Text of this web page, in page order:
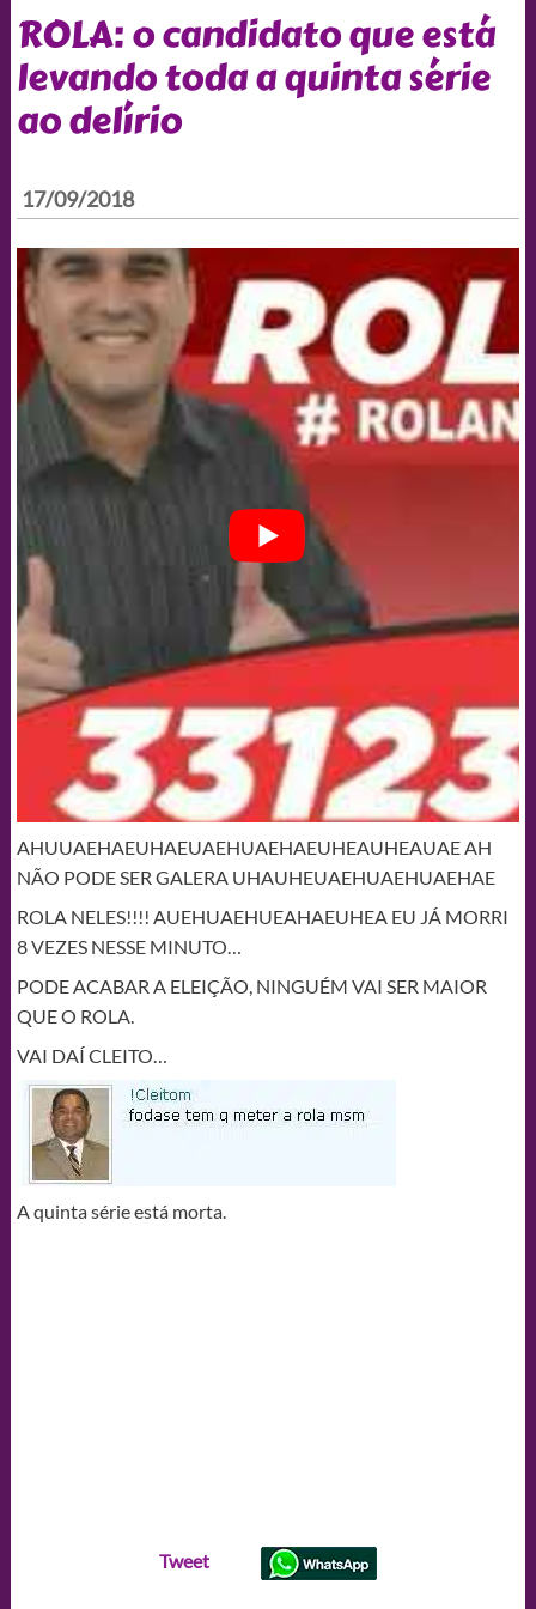
ROLA: o candidato que está
levando toda a quinta série
ao delírio
17/09/2018
AHUUAEHAEUHAEUAEHUAEHAEUHEAUHEAUAE AH
NÃO PODE SER GALERA UHAUHEUAEHUAEHUAEHAE
ROLA NELES!!!! AUEHUAEHUEAHAEUHEA EU JÁ MORRI
8 VEZES NESSE MINUTO…
PODE ACABAR A ELEIÇÃO, NINGUÉM VAI SER MAIOR
QUE O ROLA.
VAI DAÍ CLEITO…
A quinta série está morta.
Tweet